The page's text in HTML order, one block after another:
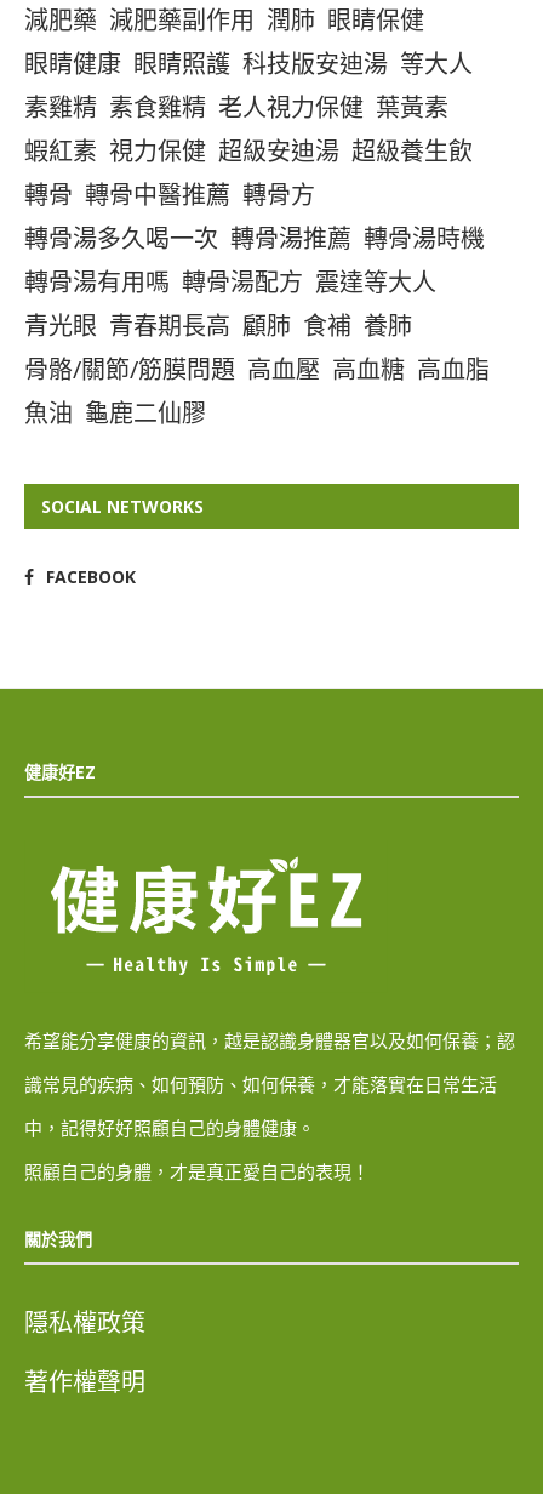
減肥藥 減肥藥副作用 潤肺 眼睛保健
眼睛健康 眼睛照護 科技版安迪湯 等大人
素雞精 素食雞精 老人視力保健 葉黃素
蝦紅素 視力保健 超級安迪湯 超級養生飲
轉骨 轉骨中醫推薦 轉骨方
轉骨湯多久喝一次 轉骨湯推薦 轉骨湯時機
轉骨湯有用嗎 轉骨湯配方 震達等大人
青光眼 青春期長高 顧肺 食補 養肺
骨骼/關節/筋膜問題 高血壓 高血糖 高血脂
魚油 龜鹿二仙膠
SOCIAL NETWORKS
FACEBOOK
健康好EZ
希望能分享健康的資訊，越是認識身體器官以及如何保養；認
識常見的疾病、如何預防、如何保養，才能落實在日常生活
中，記得好好照顧自己的身體健康。
照顧自己的身體，才是真正愛自己的表現！
關於我們
隱私權政策
著作權聲明